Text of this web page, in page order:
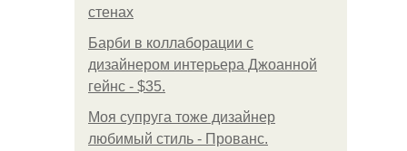
стенах
Барби в коллаборации с
дизайнером интерьера Джоанной
гейнс - $35.
Моя супруга тоже дизайнер
любимый стиль - Прованс.